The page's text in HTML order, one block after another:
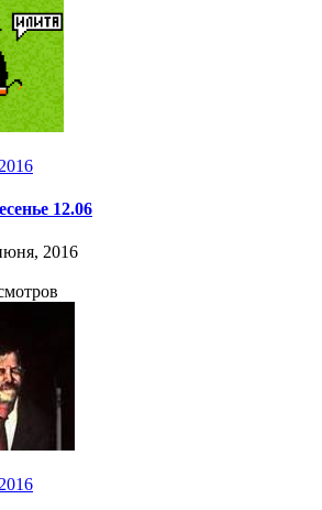
12.06
2016